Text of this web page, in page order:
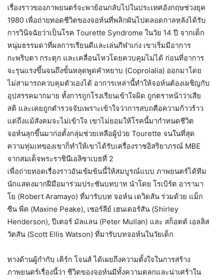
เรื่องราวของภาพยนตร์จะพาย้อนกลับไปในประเทศอังกฤษช่วงยุค
1980 เพื่อถ่ายทอดชีวิตของจอห์นที่พลิกผันไปตลอดกาลหลังได้รับ
การวินิจฉัยว่าเป็นโรค Tourette Syndrome ในวัย 14 ปี จากเด็ก
หนุ่มธรรมดาที่ผลการเรียนดีและเล่นกีฬาเก่ง เขาเริ่มมีอาการ
กะพริบตา กระตุก และเคลื่อนไหวโดยควบคุมไม่ได้ ก่อนที่อาการ
จะรุนแรงขึ้นจนถึงขั้นหลุดพูดคำหยาบ (Coprolalia) ออกมาโดย
ไม่สามารถควบคุมตัวเองได้ อาการเหล่านี้ทำให้จอห์นต้องเผชิญกับ
อุปสรรคมากมาย ทั้งการถูกโรงเรียนเข้าใจผิด ถูกตราหน้าว่าเสีย
สติ และเคยถูกตำรวจจับเพราะเข้าใจว่าการสบถคือความก้าวร้าว
แต่ถึงแม้สังคมจะไม่เข้าใจ เขาไม่ยอมให้โรคนี้มากำหนดชีวิต
จอห์นลุกขึ้นมาก่อตั้งกลุ่มช่วยเหลือผู้ป่วย Tourette จนในที่สุด
ความทุ่มเทของเขาก็ทำให้เขาได้รับเครื่องราชอิสริยาภรณ์ MBE
จากสมเด็จพระราชินีเอลิซาเบธที่ 2
เพื่อถ่ายทอดเรื่องราวอันเข้มข้นนี้ให้สมบูรณ์แบบ ภาพยนตร์ได้ทีม
นักแสดงมากฝีมือมาร่วมประชันบทบาท นำโดย โรเบิร์ต อารามา
โย (Robert Aramayo) ที่มารับบท จอห์น เดวิดสัน ร่วมด้วย แม็ก
ซีน พีค (Maxine Peake), เชอร์ลีย์ เฮนเดอร์สัน (Shirley
Henderson), ปีเตอร์ มัลแลน (Peter Mullan) และ สก็อตต์ เอลลิส
วัตสัน (Scott Ellis Watson) ที่มารับบทจอห์นในวัยเด็ก
ทางด้านผู้กำกับ เคิร์ก โจนส์ ได้เผยถึงความตั้งใจในการสร้าง
ภาพยนตร์เรื่องนี้ว่า ชีวิตของจอห์นมีทั้งความตลกและน่าเศร้าใน